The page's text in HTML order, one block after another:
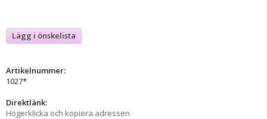
Lägg i önskelista
Artikelnummer:
1027*
Direktlänk:
Högerklicka och kopiera adressen